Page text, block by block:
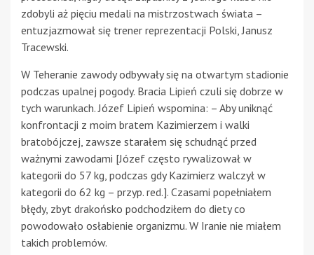
zdobyli aż pięciu medali na mistrzostwach świata –
entuzjazmował się trener reprezentacji Polski, Janusz
Tracewski.
W Teheranie zawody odbywały się na otwartym stadionie
podczas upalnej pogody. Bracia Lipień czuli się dobrze w
tych warunkach. Józef Lipień wspomina: – Aby uniknąć
konfrontacji z moim bratem Kazimierzem i walki
bratobójczej, zawsze starałem się schudnąć przed
ważnymi zawodami [Józef często rywalizował w
kategorii do 57 kg, podczas gdy Kazimierz walczył w
kategorii do 62 kg – przyp. red.]. Czasami popełniałem
błędy, zbyt drakońsko podchodziłem do diety co
powodowało osłabienie organizmu. W Iranie nie miałem
takich problemów.